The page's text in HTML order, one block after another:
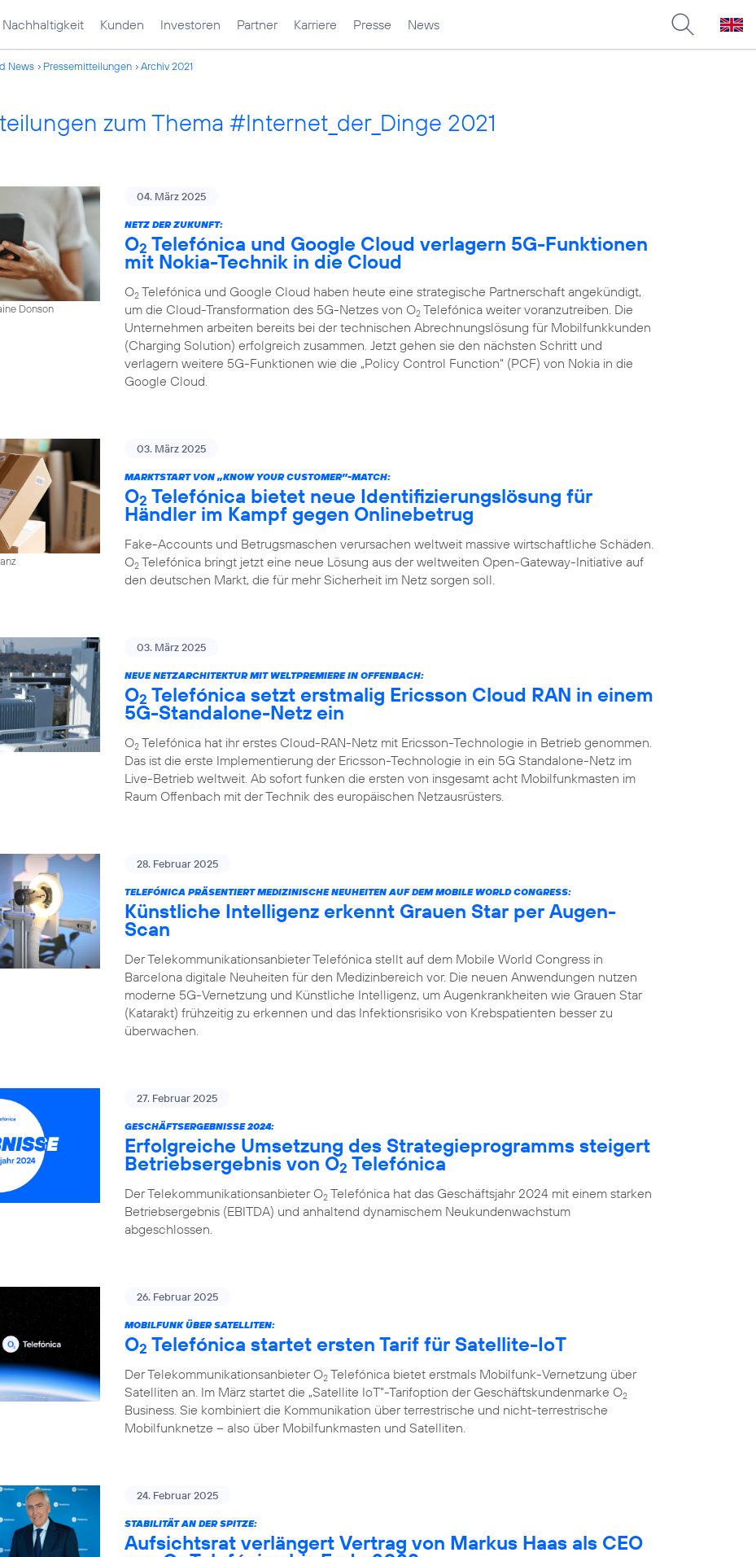
Nachhaltigkeit Kunden Investoren Partner Karriere Presse News
News Pressemitteilungen Archiv 2021
zum Thema #Internet_der_Dinge 2021
Donson
04. März 2025
NETZ DER ZUKUNFT:
O2 Telefónica und Google Cloud verlagern 5G-Funktionen
mit Nokia-Technik in die Cloud
O2 Telefónica und Google Cloud haben heute eine strategische Partnerschaft angekündigt,
um die Cloud-Transformation des 5G-Netzes von O2 Telefónica weiter voranzutreiben. Die
Unternehmen arbeiten bereits bei der technischen Abrechnungslösung für Mobilfunkkunden
(Charging Solution) erfolgreich zusammen. Jetzt gehen sie den nächsten Schritt und
verlagern weitere 5G-Funktionen wie die „Policy Control Function“ (PCF) von Nokia in die
Google Cloud.
03. März 2025
MARKTSTART VON „KNOW YOUR CUSTOMER”-MATCH:
O2 Telefónica bietet neue Identifizierungslösung für
Händler im Kampf gegen Onlinebetrug
Fake-Accounts und Betrugsmaschen verursachen weltweit massive wirtschaftliche Schäden.
O2 Telefónica bringt jetzt eine neue Lösung aus der weltweiten Open-Gateway-Initiative auf
den deutschen Markt, die für mehr Sicherheit im Netz sorgen soll.
03. März 2025
NEUE NETZARCHITEKTUR MIT WELTPREMIERE IN OFFENBACH:
O2 Telefónica setzt erstmalig Ericsson Cloud RAN in einem
5G-Standalone-Netz ein
O2 Telefónica hat ihr erstes Cloud-RAN-Netz mit Ericsson-Technologie in Betrieb genommen.
Das ist die erste Implementierung der Ericsson-Technologie in ein 5G Standalone-Netz im
Live-Betrieb weltweit. Ab sofort funken die ersten von insgesamt acht Mobilfunkmasten im
Raum Offenbach mit der Technik des europäischen Netzausrüsters.
28. Februar 2025
TELEFÓNICA PRÄSENTIERT MEDIZINISCHE NEUHEITEN AUF DEM MOBILE WORLD CONGRESS:
Künstliche Intelligenz erkennt Grauen Star per Augen-
Scan
Der Telekommunikationsanbieter Telefónica stellt auf dem Mobile World Congress in
Barcelona digitale Neuheiten für den Medizinbereich vor. Die neuen Anwendungen nutzen
moderne 5G-Vernetzung und Künstliche Intelligenz, um Augenkrankheiten wie Grauen Star
(Katarakt) frühzeitig zu erkennen und das Infektionsrisiko von Krebspatienten besser zu
überwachen.
27. Februar 2025
GESCHÄFTSERGEBNISSE 2024:
Erfolgreiche Umsetzung des Strategieprogramms steigert
Betriebsergebnis von O2 Telefónica
Der Telekommunikationsanbieter O2 Telefónica hat das Geschäftsjahr 2024 mit einem starken
Betriebsergebnis (EBITDA) und anhaltend dynamischem Neukundenwachstum
abgeschlossen.
26. Februar 2025
MOBILFUNK ÜBER SATELLITEN:
O2 Telefónica startet ersten Tarif für Satellite-IoT
Der Telekommunikationsanbieter O2 Telefónica bietet erstmals Mobilfunk-Vernetzung über
Satelliten an. Im März startet die „Satellite IoT”-Tarifoption der Geschäftskundenmarke O2
Business. Sie kombiniert die Kommunikation über terrestrische und nicht-terrestrische
Mobilfunknetze – also über Mobilfunkmasten und Satelliten.
24. Februar 2025
STABILITÄT AN DER SPITZE:
Aufsichtsrat verlängert Vertrag von Markus Haas als CEO